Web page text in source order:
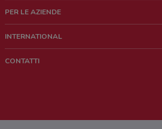
Chi siamo
Lavora con noi
PER LE AZIENDE
Richieste commerciali e marketing
INTERNATIONAL
CONTATTI
Hai un malfunzionamento sul web o sull'app?